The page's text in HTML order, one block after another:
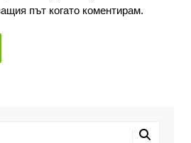
път когато коментирам.